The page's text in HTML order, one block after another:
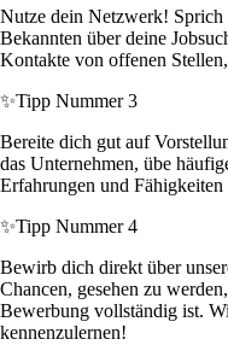
Nutze dein Netzwerk!
Bekannten über deine
Kontakte von offenen
✨Tipp Nummer 3
Bereite dich gut auf
das Unternehmen, übe
Erfahrungen und Fähigkeiten
✨Tipp Nummer 4
Bewirb dich direkt über
Chancen, gesehen zu
Bewerbung vollständig ist.
kennenzulernen!